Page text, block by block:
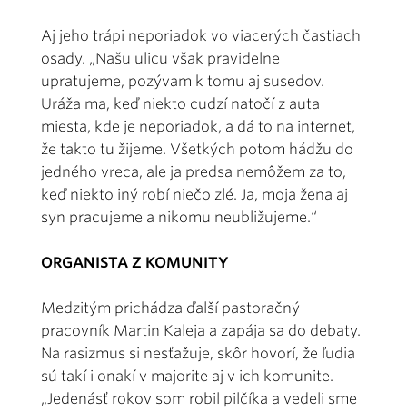
Aj jeho trápi neporiadok vo viacerých častiach
osady. „Našu ulicu však pravidelne
upratujeme, pozývam k tomu aj susedov.
Uráža ma, keď niekto cudzí natočí z auta
miesta, kde je neporiadok, a dá to na internet,
že takto tu žijeme. Všetkých potom hádžu do
jedného vreca, ale ja predsa nemôžem za to,
keď niekto iný robí niečo zlé. Ja, moja žena aj
syn pracujeme a nikomu neubližujeme.“
ORGANISTA Z KOMUNITY
Medzitým prichádza ďalší pastoračný
pracovník Martin Kaleja a zapája sa do debaty.
Na rasizmus si nesťažuje, skôr hovorí, že ľudia
sú takí i onakí v majorite aj v ich komunite.
„Jedenásť rokov som robil pilčíka a vedeli sme